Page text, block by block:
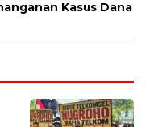
Kasus Dana